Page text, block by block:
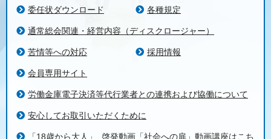
委任状ダウンロード 各種規定
通常総会関連・経営内容（ディスクロージャー）
苦情等への対応 採用情報
会員専用サイト
労働金庫電子決済等代行業者との連携および協働について
安心してお取引いただくために
「18歳から大人」_啓発動画「社会への扉」動画講座はこち